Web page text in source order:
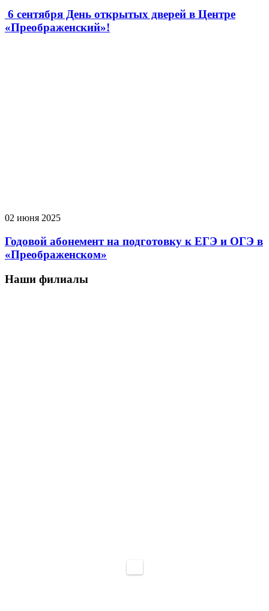
6 сентября День открытых дверей в Центре
«Преображенский»!
02 июня 2025
Годовой абонемент на подготовку к ЕГЭ и ОГЭ в
«Преображенском»
Наши филиалы